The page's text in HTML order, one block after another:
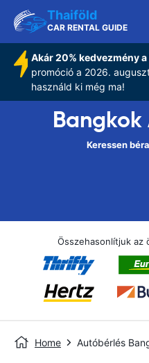
Thaiföld
CAR RENTAL GUIDE
Akár 20% kedvezmény
promóció a 2026.
használd ki még ma!
Keressen
Összehasonlítjuk az
Home Autóbérlés